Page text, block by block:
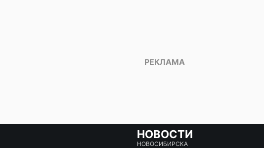
НОВОСТИ
НОВОСИБИРСКА